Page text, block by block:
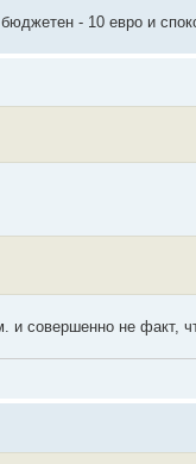
- 10 евро и
совершенно не факт,